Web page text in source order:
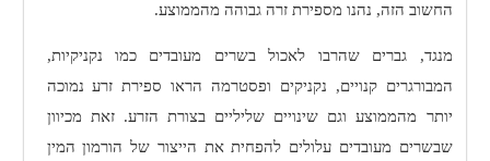
החשוב הזה, נהנו מספירת זרה גבוהה מהממוצע.
מנגד, גברים שהרבו לאכול בשרים מעובדים כמו נקניקיות,
המבורגרים קנויים, נקניקים ופסטרמה הראו ספירת זרע נמוכה
יותר מהממוצע וגם שינויים שליליים בצורת הזרע. זאת מכיוון
שבשרים מעובדים עלולים להפחית את הייצור של הורמון המין